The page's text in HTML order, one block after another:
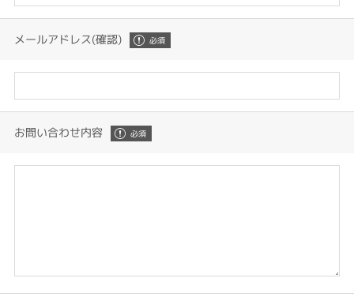
メールアドレス(確認)
お問い合わせ内容